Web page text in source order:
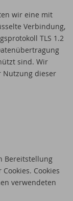
wir eine mit
Verbindung,
TLS 1.2
sind. Wir
Nutzung dieser
Bereitstellung
Cookies
verwendeten